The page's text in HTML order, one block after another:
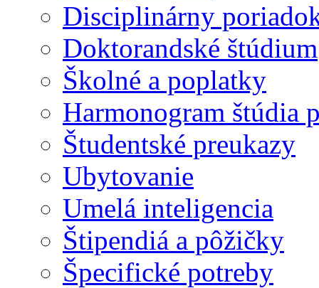
Disciplinárny
Doktorandské štúdium
Školné a poplatky
Harmonogram štúdia
Študentské preukazy
Ubytovanie
Umelá inteligencia
Štipendiá a pôžičky
Špecifické potreby